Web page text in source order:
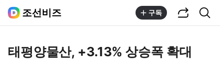
조선비즈 구독
태평양물산, +3.13% 상승폭 확대